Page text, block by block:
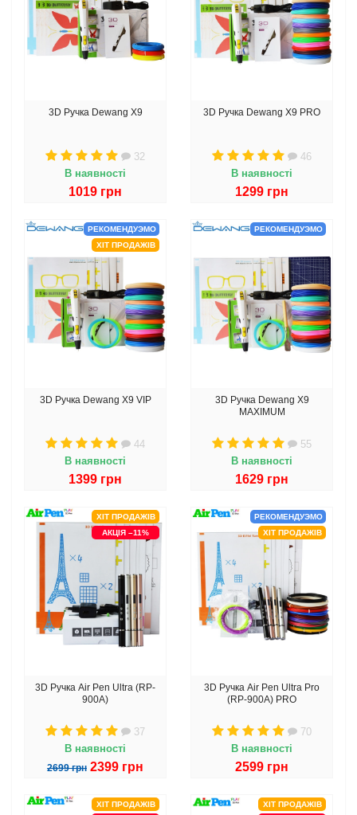
3D Ручка Dewang X9
32
В наявності
1019 грн
3D Ручка Dewang X9 PRO
46
В наявності
1299 грн
РЕКОМЕНДУЭМО
ХІТ ПРОДАЖІВ
3D Ручка Dewang X9 VIP
44
В наявності
1399 грн
РЕКОМЕНДУЭМО
3D Ручка Dewang X9
MAXIMUM
55
В наявності
1629 грн
ХІТ ПРОДАЖІВ
АКЦІЯ –11%
3D Ручка Air Pen Ultra (RP-
900A)
37
В наявності
2699 грн 2399 грн
РЕКОМЕНДУЭМО
ХІТ ПРОДАЖІВ
3D Ручка Air Pen Ultra Pro
(RP-900A) PRO
70
В наявності
2599 грн
ХІТ ПРОДАЖІВ
ХІТ ПРОДАЖІВ